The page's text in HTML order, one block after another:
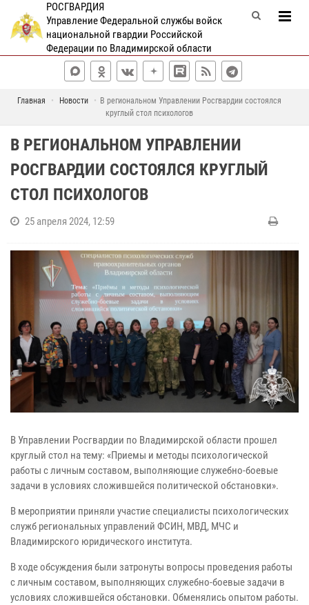
РОСГВАРДИЯ
Управление Федеральной службы войск
национальной гвардии Российской
Федерации по Владимирской области
Главная Новости
В региональном Управлении Росгвардии состоялся
круглый стол психологов
В РЕГИОНАЛЬНОМ УПРАВЛЕНИИ
РОСГВАРДИИ СОСТОЯЛСЯ КРУГЛЫЙ
СТОЛ ПСИХОЛОГОВ
25 апреля 2024, 12:59
В Управлении Росгвардии по Владимирской области прошел
круглый стол на тему: «Приемы и методы психологической
работы с личным составом, выполняющие служебно-боевые
задачи в условиях сложившейся политической обстановки».
В мероприятии приняли участие специалисты психологических
служб региональных управлений ФСИН, МВД, МЧС и
Владимирского юридического института.
В ходе обсуждения были затронуты вопросы проведения работы
с личным составом, выполняющих служебно-боевые задачи в
условиях сложившейся обстановки. Обменялись опытом работы.